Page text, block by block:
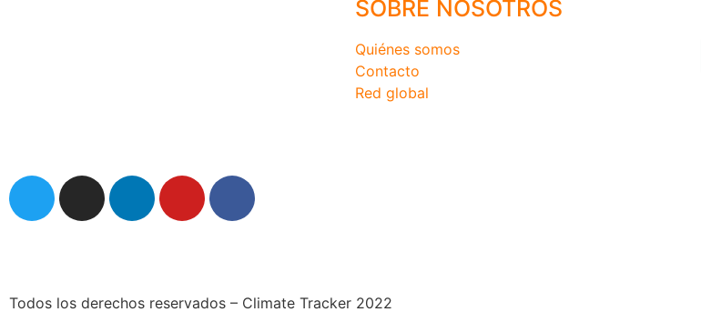
SOBRE NOSOTROS
Quiénes somos
Contacto
Red global
Todos los derechos reservados – Climate Tracker 2022